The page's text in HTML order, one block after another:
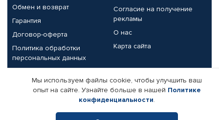
Обмен и возврат
Гарантия
Договор-оферта
Политика обработки
персональных данных
Согласие на получение
рекламы
О нас
Карта сайта
Партнерам
Корпоративным клиентам
Поставщикам
Реквизиты компании
Мы используем файлы cookie, чтобы улучшить ваш
опыт на сайте. Узнайте больше в нашей Политике
конфиденциальности.